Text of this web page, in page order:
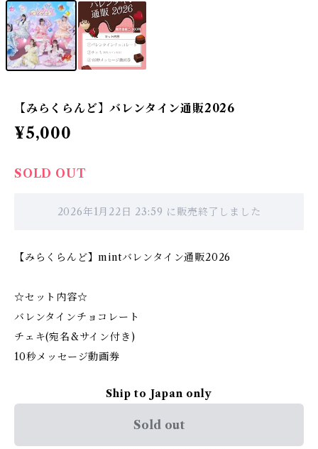
【みらくらんど】バレンタイン通販2026
¥5,000
SOLD OUT
2026年1月22日 23:59 に販売終了しました
【みらくらんど】mintバレンタイン通販2026
☆セット内容☆
バレンタインチョコレート
チェキ(宛名&サイン付き)
10秒メッセージ動画券
Ship to Japan only
Sold out